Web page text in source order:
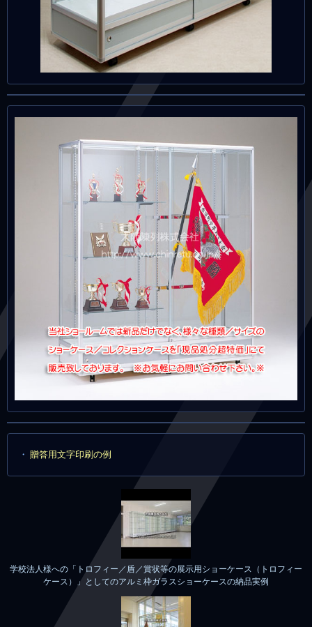
贈答用文字印刷の例
学校法人様への「トロフィー／盾／賞状等の展示用ショーケース（トロフィー
ケース）」としてのアルミ枠ガラスショーケースの納品実例